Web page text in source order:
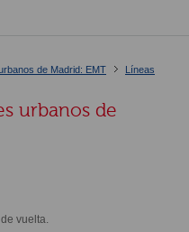
de Madrid: EMT
Líneas
urbanos de
vuelta.